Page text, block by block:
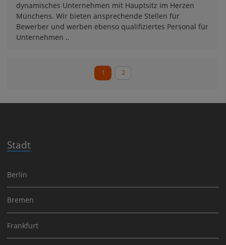
dynamisches Unternehmen mit Hauptsitz im Herzen
Münchens. Wir bieten ansprechende Stellen für
Bewerber und werben ebenso qualifiziertes Personal für
Unternehmen ..
1 2
Stadt
Berlin
Bremen
Frankfurt